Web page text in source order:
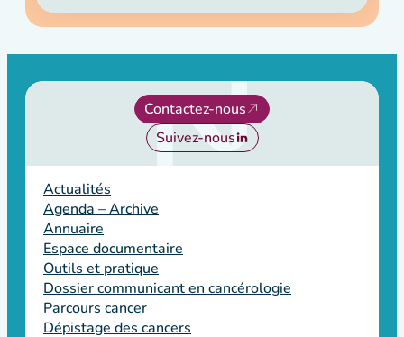
Contactez-nous
Suivez-nous
Actualités
Agenda – Archive
Annuaire
Espace documentaire
Outils et pratique
Dossier communicant en cancérologie
Parcours cancer
Dépistage des cancers